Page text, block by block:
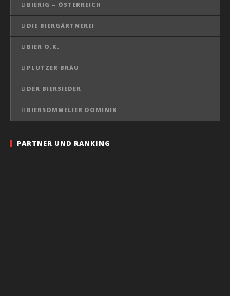
BIERIG – ÖSTERREICH
DIE BIERGÄRTNEREI
BIER O.K.
PLUTZER BRÄU
DER BIERSIEDER
BIERSOMMELIER DOMINIK
PARTNER UND RANKING